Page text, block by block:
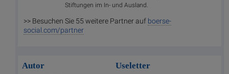
Stiftungen im In- und Ausland.
>> Besuchen Sie 55 weitere Partner auf boerse-
social.com/partner
Autor Useletter